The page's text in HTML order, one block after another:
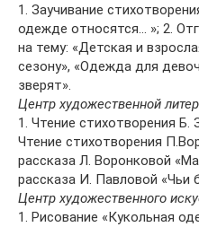
1. Заучивание
одежде относятся… »; 2.
на тему: «Детская и
сезону», «Одежда для
зверят».
Центр художественной
1. Чтение стихотворения Б.
Чтение стихотворения
рассказа Л. Воронковой
рассказа И. Павловой «Чьи
Центр художественного
1. Рисование «Кукольная